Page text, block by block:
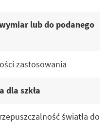
lub do podanego
zastosowania
dla szkła
światła do